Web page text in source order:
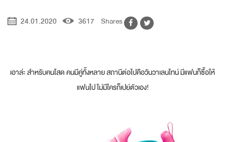
24.01.2020 3617 Shares
เอาล่ะ สำหรับคนโสด คนมีคู่ทั้งหลาย สถานีต่อไปคือวันวาเลนไทน์ มีแฟนก็ซื้อให้
แฟนไป ไม่มีใครก็เปย์ตัวเอง!